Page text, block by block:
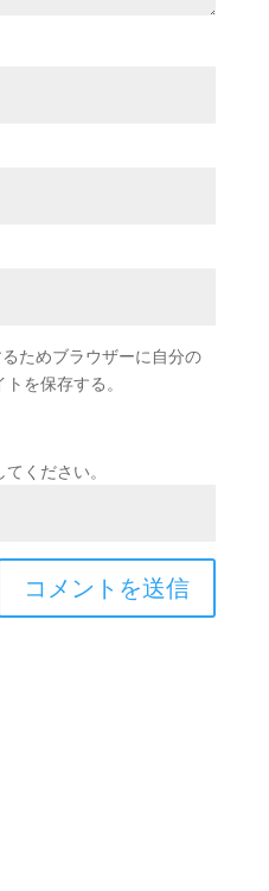
ためブラウザーに自分の
を保存する。
ください。